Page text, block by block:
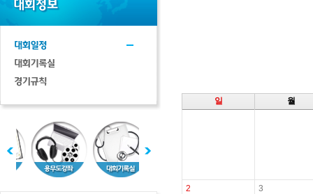
일 월
2 3